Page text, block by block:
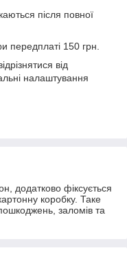
після повної
передплаті 150 грн.
від
налаштування
додатково фіксується
коробку. Таке
заломів та